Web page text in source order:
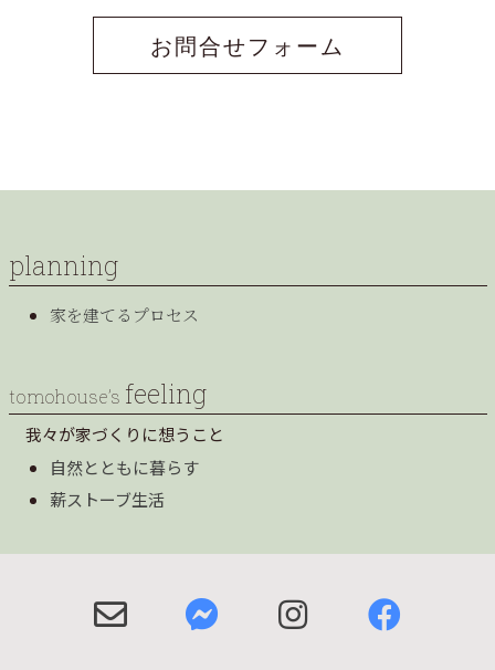
お問合せフォーム
planning
家を建てるプロセス
tomohouse’s feeling
我々が家づくりに想うこと
自然とともに暮らす
薪ストーブ生活